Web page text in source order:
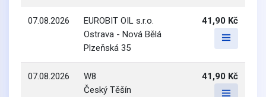
07.08.2026
EUROBIT OIL s.r.o.
Ostrava - Nová Bělá
Plzeňská 35
41,90 Kč
07.08.2026
W8
Český Těšín
41,90 Kč